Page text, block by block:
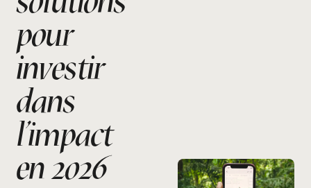
pour
investir
dans
l’impact
en 2026